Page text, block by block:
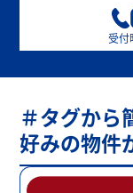
受付
＃タグから
好みの物件